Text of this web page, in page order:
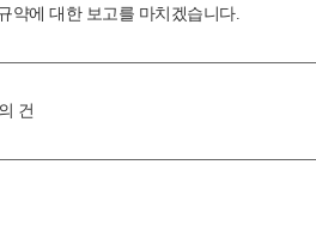
약에 대한 보고를 마치겠습니다.
건